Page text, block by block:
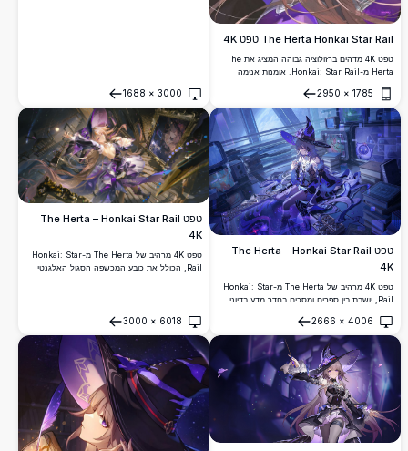
The Herta Honkai Star Rail טפט 4K
טפט 4K מדהים ברזולוציה גבוהה המציג את The
Herta מ-Honkai: Star Rail. אומנות אנימה
זורם, הדגשים סגולים ופרחים סגולים. מושלם
לרקעים של שולחן עבודה ונייד עם תאורה רכה
ואווירה אתרית.
1785
×
2950
פתח
3000
×
1688
פתח
טפט The Herta – Honkai Star Rail
4K
טפט 4K מרהיב של The Herta מ-Honkai: Star
Rail, יושבת בין ספרים ומסכים בחדר מדע בדיוני
כובע המכשפה האיקוני שלה וגלימות מתנפנפות.
4006
×
2666
פתח
טפט The Herta – Honkai Star Rail
4K
טפט 4K מרהיב של The Herta מ-Honkai: Star
Rail, הכולל את כובע המכשפה הסגול האלגנטי
6018
×
3000
פתח